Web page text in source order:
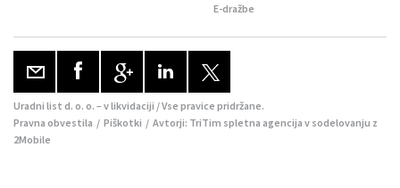
E-dražbe
Uradni list d. o. o. – v likvidaciji / Vse pravice pridržane.
Pravna obvestila / Piškotki / Avtorji: TriTim spletna agencija v sodelovanju z
2Mobile